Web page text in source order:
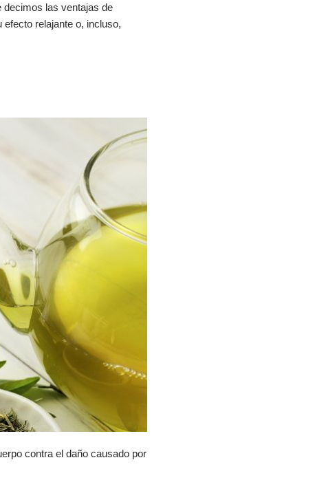
decimos las ventajas de
relajante o, incluso,
contra el daño causado por